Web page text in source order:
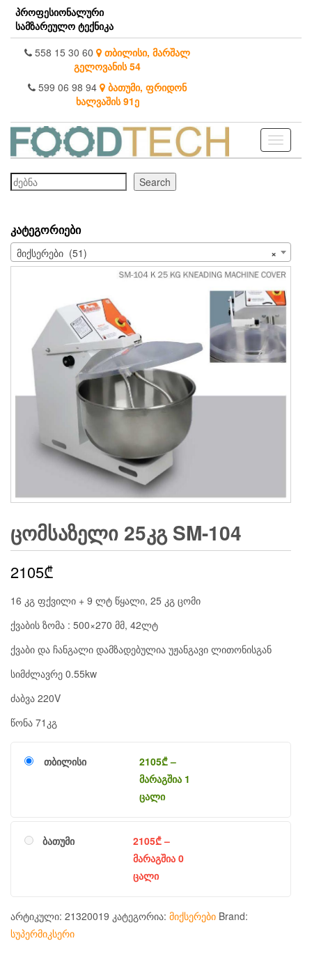
Skip
the
content
პროფესიონალური
სამზარეულო ტექნიკა
558 15 30 60 თბილისი, მარშალ
გელოვანის 54
599 06 98 94 ბათუმი, ფრიდონ
ხალვაშის 91ე
Toggle
ძებნა
Search
ᲙᲐᲢᲔᲒᲝᲠᲘᲔᲑᲘ
×
მიქსერები (51)
ᲪᲝᲛᲡᲐᲖᲔᲚᲘ 25ᲙᲒ SM-104
2105₾
16 კგ ფქვილი + 9 ლტ წყალი, 25 კგ ცომი
ქვაბის ზომა : 500×270 მმ, 42ლტ
ქვაბი და ჩანგალი დამზადებულია უჟანგავი ლითონისგან
სიმძლავრე 0.55kw
ძაბვა 220V
წონა 71კგ
თბილისი 2105₾–
მარაგშია 1
ცალი
ბათუმი 2105₾–
მარაგშია 0
ცალი
არტიკული: 21320019 კატეგორია: მიქსერები Brand:
სუპერმიკსერი